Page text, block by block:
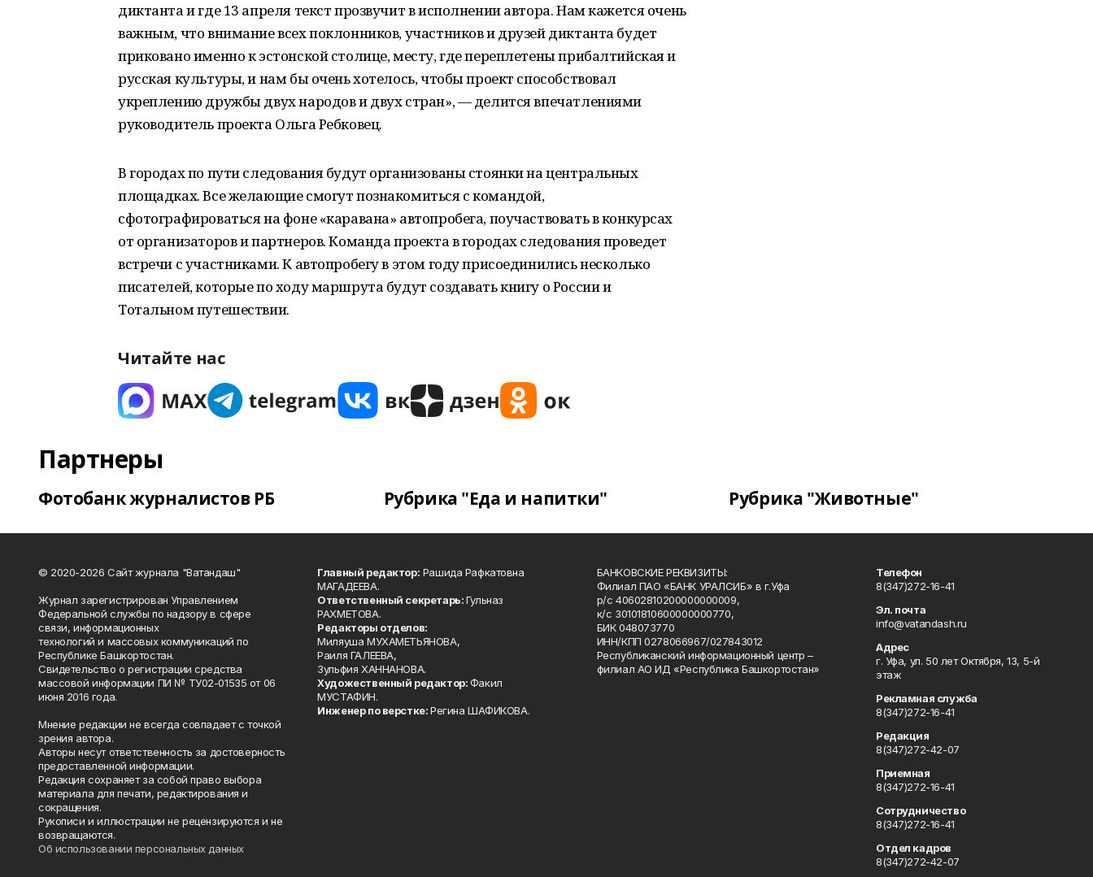
диктанта и где 13 апреля текст прозвучит в исполнении автора. Нам кажется очень
важным, что внимание всех поклонников, участников и друзей диктанта будет
приковано именно к эстонской столице, месту, где переплетены прибалтийская и
русская культуры, и нам бы очень хотелось, чтобы проект способствовал
укреплению дружбы двух народов и двух стран», — делится впечатлениями
руководитель проекта Ольга Ребковец.
В городах по пути следования будут организованы стоянки на центральных
площадках. Все желающие смогут познакомиться с командой,
сфотографироваться на фоне «каравана» автопробега, поучаствовать в конкурсах
от организаторов и партнеров. Команда проекта в городах следования проведет
встречи с участниками. К автопробегу в этом году присоединились несколько
писателей, которые по ходу маршрута будут создавать книгу о России и
Тотальном путешествии.
Читайте нас
Партнеры
Фотобанк журналистов РБ Рубрика "Еда и напитки" Рубрика "Животные"
© 2020-2026 Сайт журнала "Ватандаш"
Журнал зарегистрирован Управлением
Федеральной службы по надзору в сфере
связи, информационных
технологий и массовых коммуникаций по
Республике Башкортостан.
Свидетельство о регистрации средства
массовой информации ПИ № ТУ02-01535 от 06
июня 2016 года.
Мнение редакции не всегда совпадает с точкой
зрения автора.
Авторы несут ответственность за достоверность
предоставленной информации.
Редакция сохраняет за собой право выбора
материала для печати, редактирования и
сокращения.
Рукописи и иллюстрации не рецензируются и не
возвращаются.
Об использовании персональных данных
Главный редактор: Рашида Рафкатовна
МАГАДЕЕВА.
Ответственный секретарь:Гульназ
РАХМЕТОВА.
Редакторы отделов:
Миляуша МУХАМЕТЬЯНОВА,
Раиля ГАЛЕЕВА,
Зульфия ХАННАНОВА.
Художественный редактор:Факил
МУСТАФИН.
Инженер по верстке:Регина ШАФИКОВА.
БАНКОВСКИЕ РЕКВИЗИТЫ:
Филиал ПАО «БАНК УРАЛСИБ» в г.Уфа
р/с 40602810200000000009,
к/с 30101810600000000770,
БИК 048073770
ИНН/КПП 0278066967/027843012
Республиканский информационный центр –
филиал АО ИД «Республика Башкортостан»
Телефон
8(347)272-16-41
Эл. почта
info@vatandash.ru
Адрес
г. Уфа, ул. 50 лет Октября, 13, 5-й
этаж
Рекламная служба
8(347)272-16-41
Редакция
8(347)272-42-07
Приемная
8(347)272-16-41
Сотрудничество
8(347)272-16-41
Отдел кадров
8(347)272-42-07